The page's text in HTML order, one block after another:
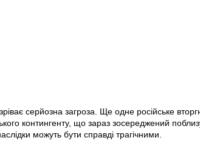
серйозна загроза. Ще одне російське
контингенту, що зараз зосереджений
можуть бути справді трагічними.